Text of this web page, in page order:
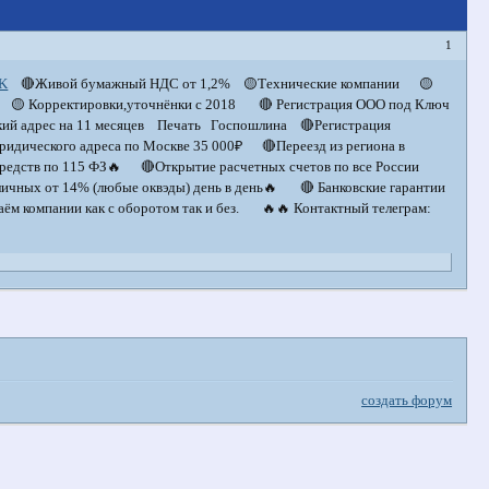
1
🔴Живой бумажный НДС от 1,2% 🟡Технические компании 🟡
Корректировки,уточнёнки с 2018 🔴 Регистрация ООО под Ключ
на 11 месяцев Печать Госпошлина 🔴Регистрация
адреса по Москве 35 000₽ 🔴Переезд из региона в
по 115 ФЗ🔥 🔴Открытие расчетных счетов по все России
от 14% (любые оквэды) день в день🔥 🔴 Банковские гарантии
как с оборотом так и без. 🔥🔥 Контактный телеграм:
создать форум